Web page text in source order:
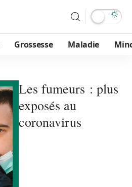
Grossesse Maladie
Les fumeurs : plus
exposés au
coronavirus